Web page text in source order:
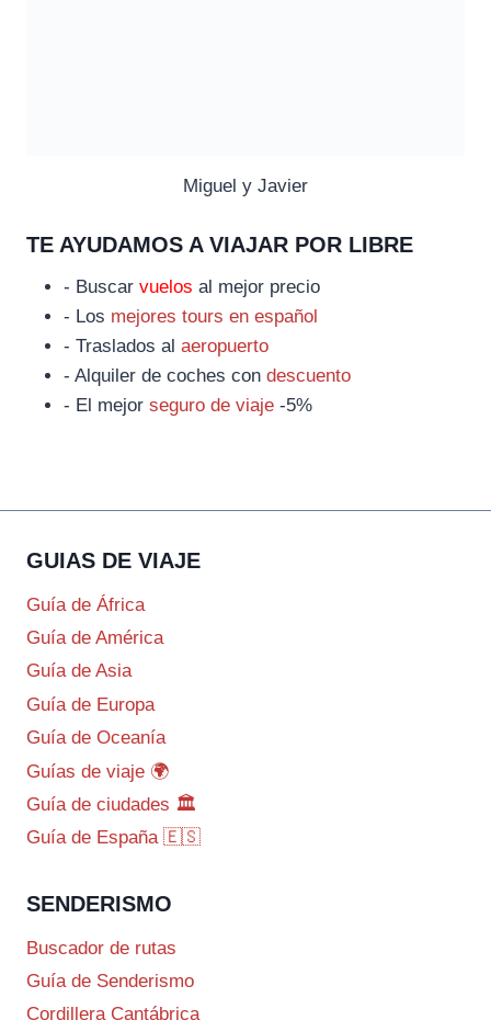
Miguel y Javier
TE AYUDAMOS A VIAJAR POR LIBRE
- Buscar vuelos al mejor precio
- Los mejores tours en español
- Traslados al aeropuerto
- Alquiler de coches con descuento
- El mejor seguro de viaje -5%
GUIAS DE VIAJE
Guía de África
Guía de América
Guía de Asia
Guía de Europa
Guía de Oceanía
Guías de viaje 🌍
Guía de ciudades 🏛️
Guía de España 🇪🇸
SENDERISMO
Buscador de rutas
Guía de Senderismo
Cordillera Cantábrica